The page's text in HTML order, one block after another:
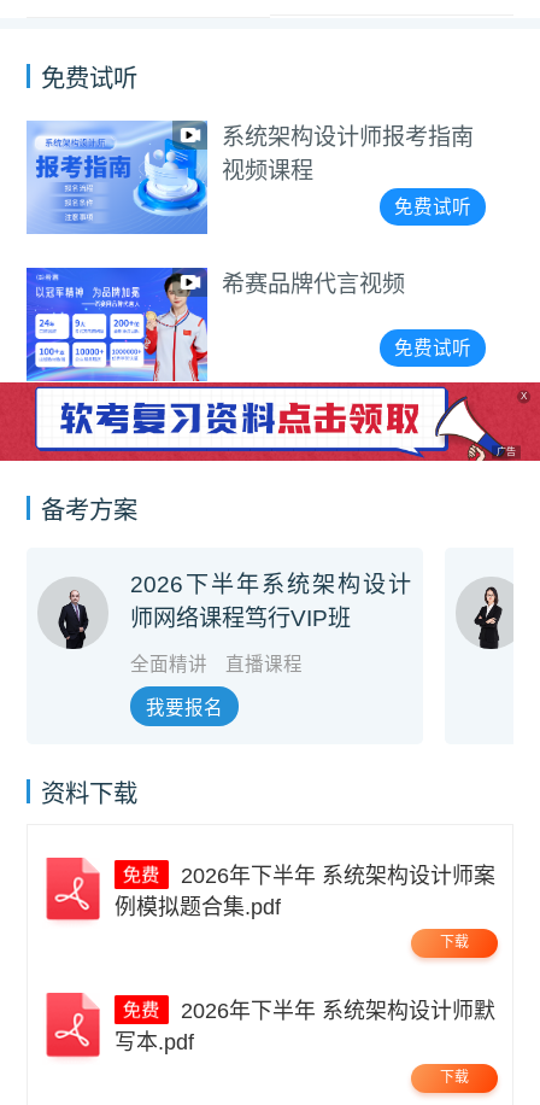
免费试听
系统架构设计师报考指南
视频课程
免费试听
希赛品牌代言视频
免费试听
X
广告
备考方案
2026下半年系统架构设计
师网络课程笃行VIP班
全面精讲 直播课程
我要报名
资料下载
例模拟题合集.pdf
下载
写本.pdf
下载